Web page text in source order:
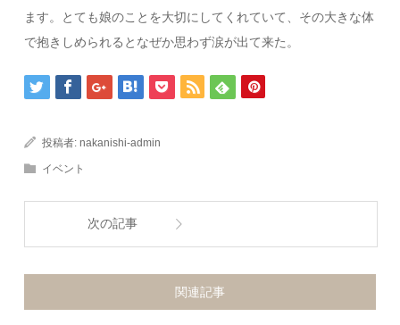
ます。とても娘のことを大切にしてくれていて、その大きな体
で抱きしめられるとなぜか思わず涙が出て来た。
投稿者:nakanishi-admin
イベント
次の記事
関連記事